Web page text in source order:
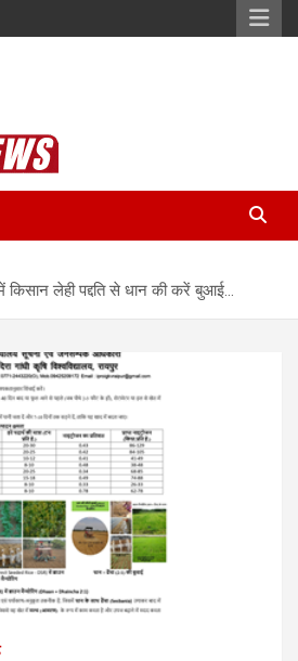
किसान लेही पद्दति से धान की करें बुआई…